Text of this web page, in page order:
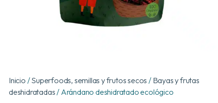
Inicio /Superfoods, semillas y frutos secos / Bayas y frutas
deshidratadas/ Arándano deshidratado ecológico